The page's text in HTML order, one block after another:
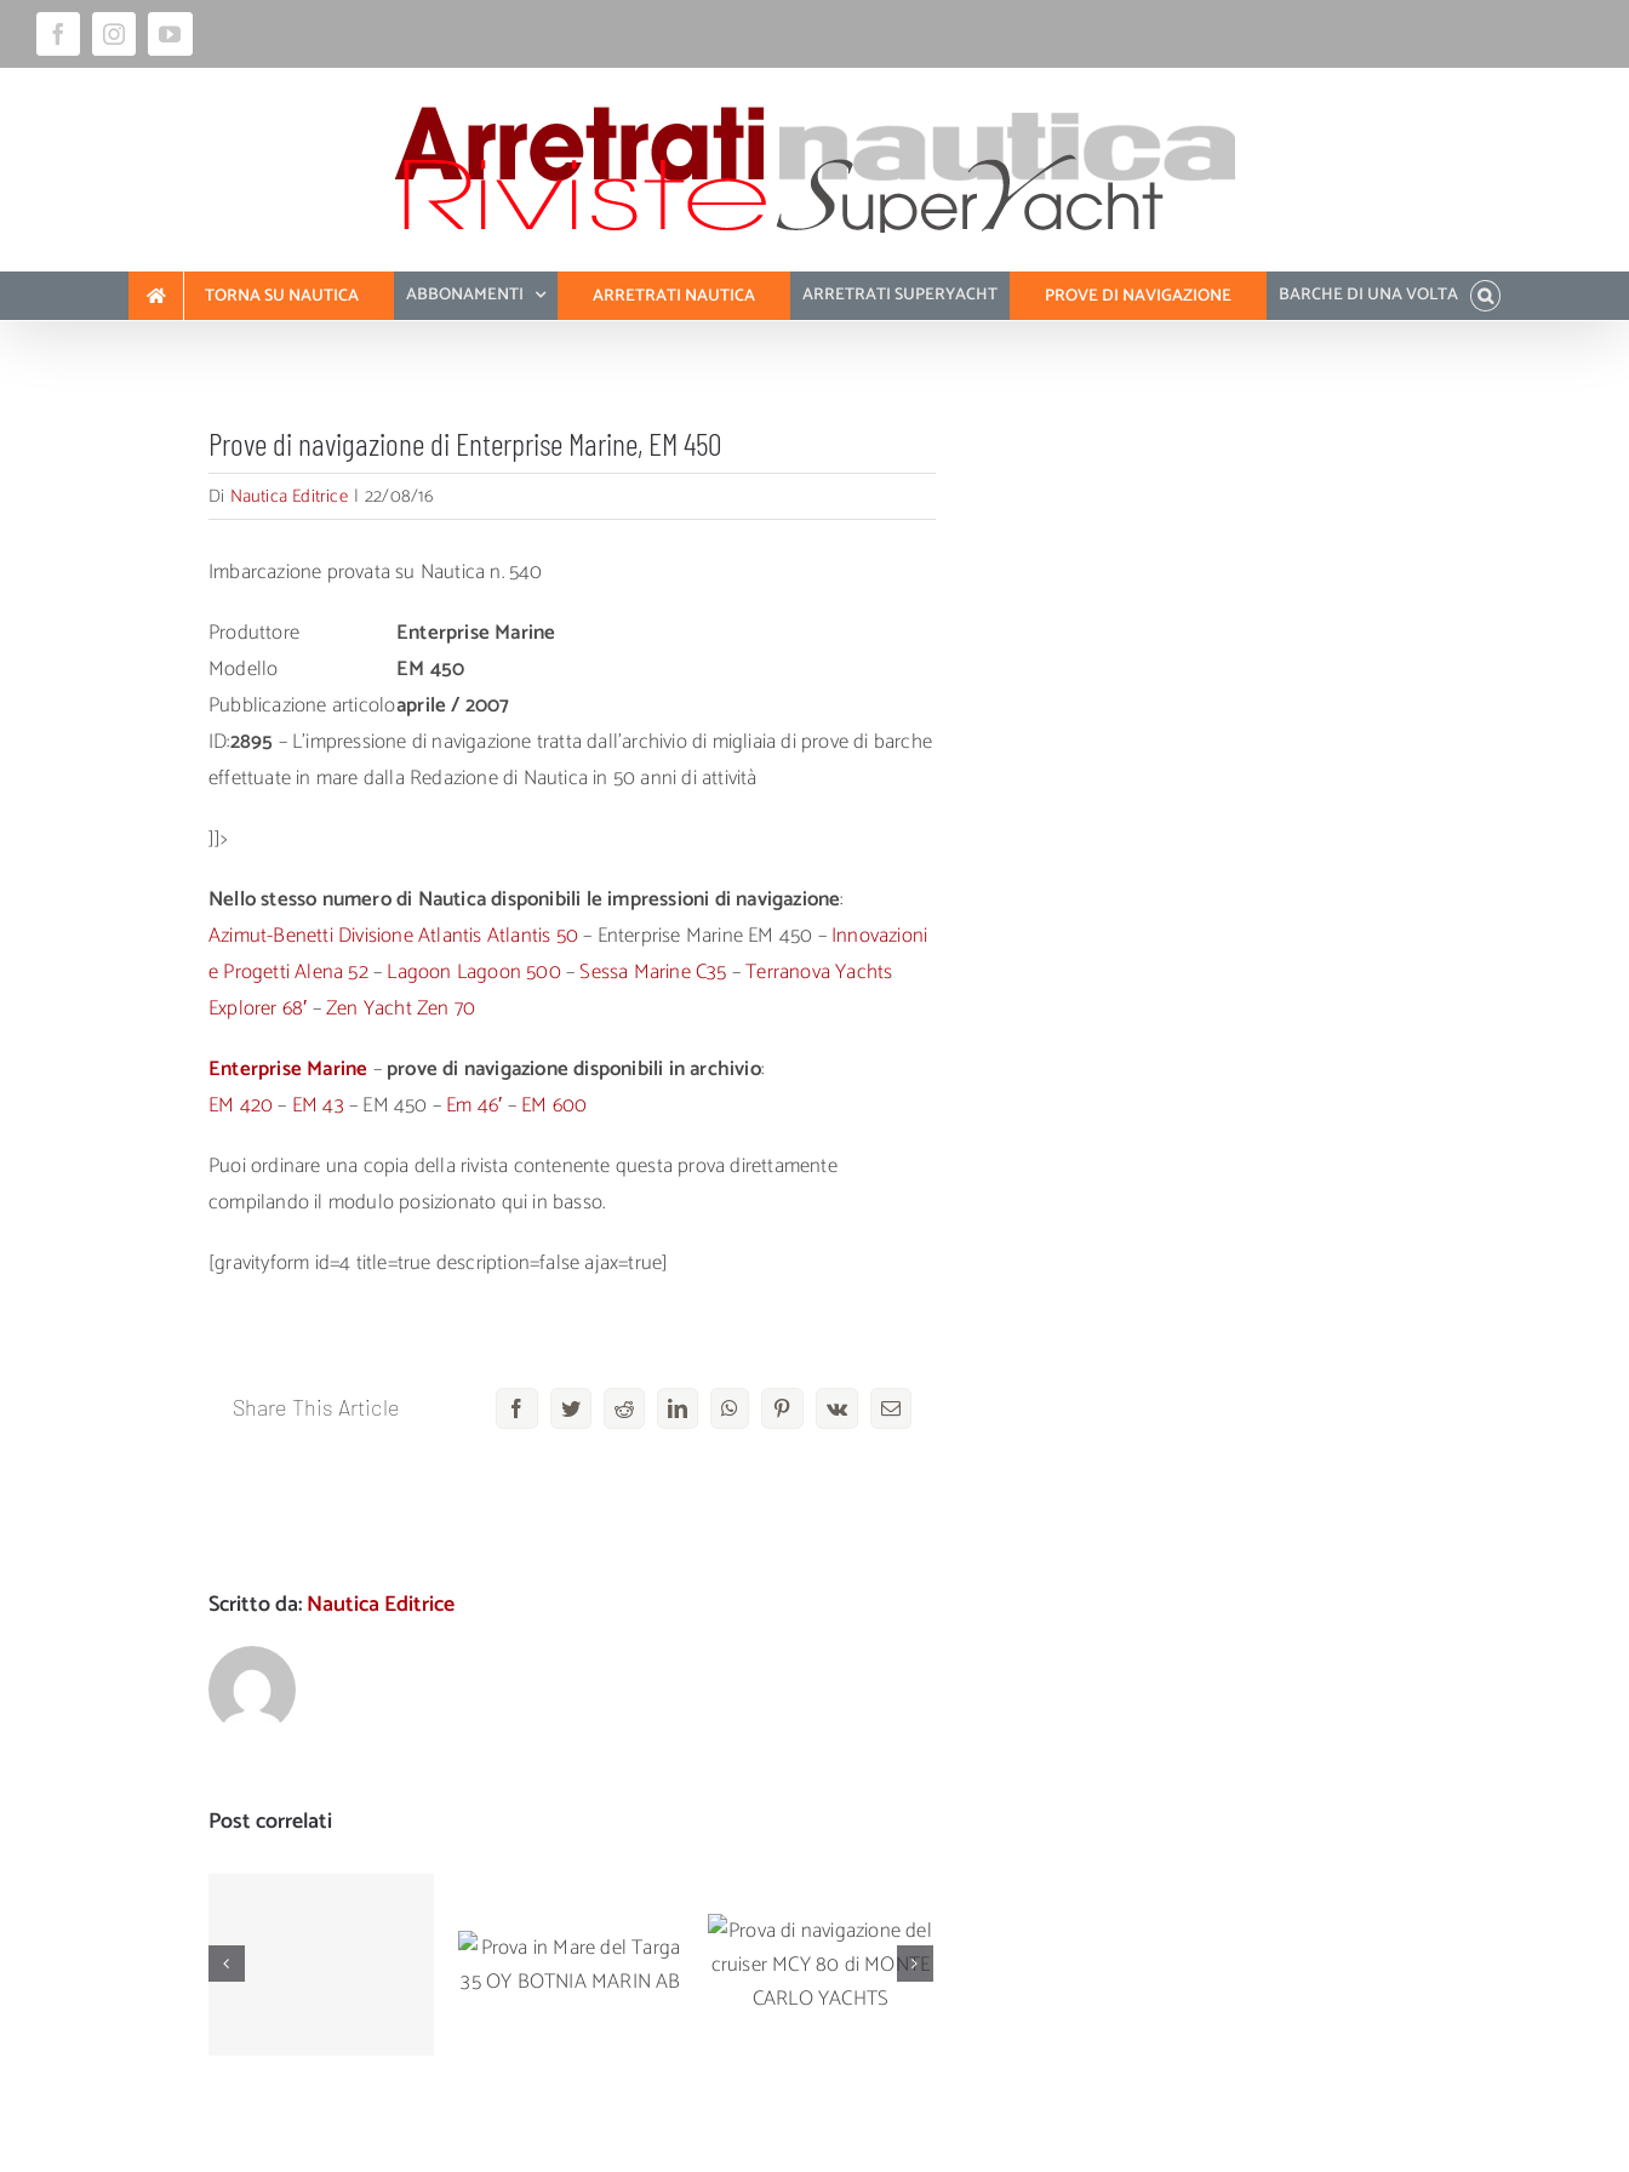
Salta
FacebookInstagramYouTube
TORNA SU NAUTICA ABBONAMENTI ARRETRATI NAUTICA ARRETRATI SUPERYACHT PROVE DI NAVIGAZIONE BARCHE DI UNA VOLTA
Prove di navigazione di Enterprise Marine, EM 450
Di Nautica Editrice | 22/08/16
Imbarcazione provata su Nautica n. 540
Produttore
Enterprise Marine
Modello
EM 450
Pubblicazione articoloaprile / 2007
ID:2895 – L’impressione di navigazione tratta dall’archivio di migliaia di prove di barche
effettuate in mare dalla Redazione di Nautica in 50 anni di attività
]]>
Nello stesso numero di Nautica disponibili le impressioni di navigazione:
Azimut-Benetti Divisione Atlantis Atlantis 50– Enterprise Marine EM 450 –Innovazioni
e Progetti Alena 52–Lagoon Lagoon 500–Sessa Marine C35–Terranova Yachts
Explorer 68′–Zen Yacht Zen 70
Enterprise Marine–prove di navigazione disponibili in archivio:
EM 420– EM 43– EM 450 –Em 46′–EM 600
Puoi ordinare una copia della rivista contenente questa prova direttamente
compilando il modulo posizionato qui in basso.
[gravityform id=4 title=true description=false ajax=true]
Share This Article FacebookTwitterRedditLinkedInWhatsAppPinterestVk Email
Scritto da:Nautica Editrice
Post correlati
Targa 35 OY
Prova di
navigazione del
cruiser MCY 80 di